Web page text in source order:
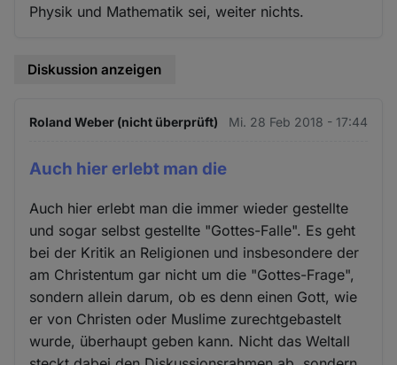
Physik und Mathematik sei, weiter nichts.
Diskussion anzeigen
Roland Weber (nicht überprüft) Mi. 28 Feb 2018 - 17:44
Auch hier erlebt man die
Auch hier erlebt man die immer wieder gestellte
und sogar selbst gestellte "Gottes-Falle". Es geht
bei der Kritik an Religionen und insbesondere der
am Christentum gar nicht um die "Gottes-Frage",
sondern allein darum, ob es denn einen Gott, wie
er von Christen oder Muslime zurechtgebastelt
wurde, überhaupt geben kann. Nicht das Weltall